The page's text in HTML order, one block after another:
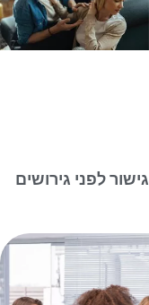
גישור לפני גירושים